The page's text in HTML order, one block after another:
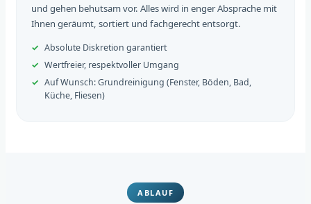
und gehen behutsam vor. Alles wird in enger Absprache mit
Ihnen geräumt, sortiert und fachgerecht entsorgt.
Absolute Diskretion garantiert
Wertfreier, respektvoller Umgang
Auf Wunsch: Grundreinigung (Fenster, Böden, Bad,
Küche, Fliesen)
ABLAUF